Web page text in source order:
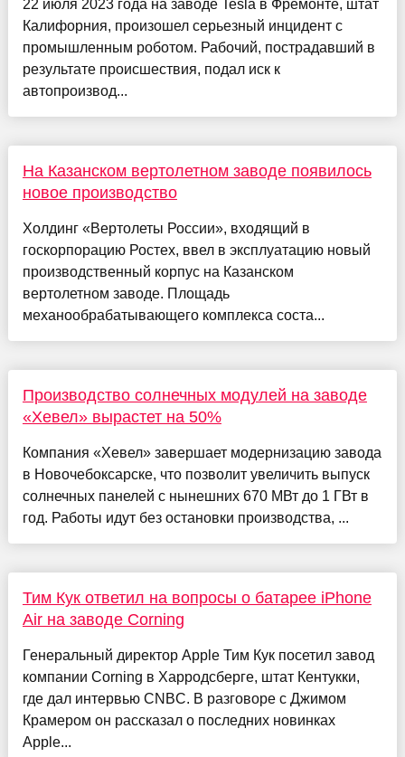
22 июля 2023 года на заводе Tesla в Фремонте, штат
Калифорния, произошел серьезный инцидент с
промышленным роботом. Рабочий, пострадавший в
результате происшествия, подал иск к
автопроизвод...
На Казанском вертолетном заводе появилось
новое производство
Холдинг «Вертолеты России», входящий в
госкорпорацию Ростех, ввел в эксплуатацию новый
производственный корпус на Казанском
вертолетном заводе. Площадь
механообрабатывающего комплекса соста...
Производство солнечных модулей на заводе
«Хевел» вырастет на 50%
Компания «Хевел» завершает модернизацию завода
в Новочебоксарске, что позволит увеличить выпуск
солнечных панелей с нынешних 670 МВт до 1 ГВт в
год. Работы идут без остановки производства, ...
Тим Кук ответил на вопросы о батарее iPhone
Air на заводе Corning
Генеральный директор Apple Тим Кук посетил завод
компании Corning в Харродсберге, штат Кентукки,
где дал интервью CNBC. В разговоре с Джимом
Крамером он рассказал о последних новинках
Apple...